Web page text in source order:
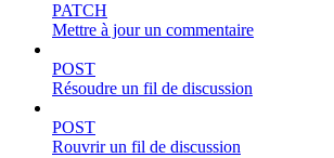
PATCH
Mettre à jour un commentaire
POST
Résoudre un fil de discussion
POST
Rouvrir un fil de discussion